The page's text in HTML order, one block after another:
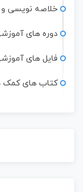
خلاصه نویسی
دوره های
فایل های
کتاب های کمک